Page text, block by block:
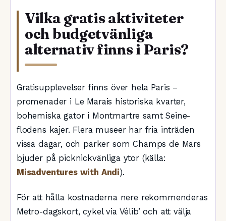
Vilka gratis aktiviteter
och budgetvänliga
alternativ finns i Paris?
Gratisupplevelser finns över hela Paris –
promenader i Le Marais historiska kvarter,
bohemiska gator i Montmartre samt Seine-
flodens kajer. Flera museer har fria inträden
vissa dagar, och parker som Champs de Mars
bjuder på picknickvänliga ytor (källa:
Misadventures with Andi).
För att hålla kostnaderna nere rekommenderas
Metro-dagskort, cykel via Vélib’ och att välja